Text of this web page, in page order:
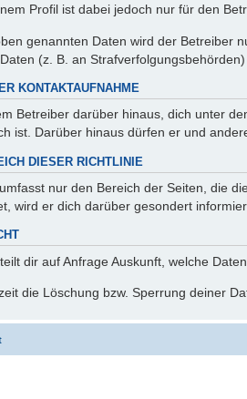
Profil ist dabei jedoch nur für den
genannten Daten wird der Betreiber
(z. B. an
KONTAKTAUFNAHME
Betreiber darüber hinaus, dich unter
ist. Darüber hinaus dürfen er und
DIESER RICHTLINIE
nur den Bereich der Seiten, die
wird er dich darüber gesondert
dir auf Anfrage Auskunft, welche
die Löschung bzw. Sperrung deiner